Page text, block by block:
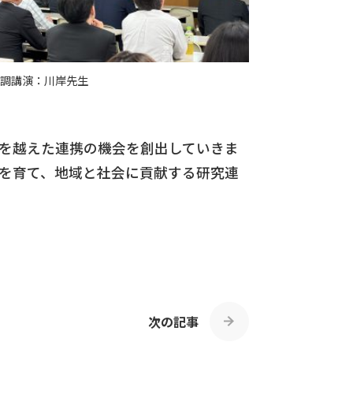
講演：川岸先生
越えた連携の機会を創出していきま
育て、地域と社会に貢献する研究連
次の記事